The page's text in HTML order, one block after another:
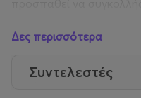
αγαπημένους μας όταν
Δες περισσότερα
Συντελεστές